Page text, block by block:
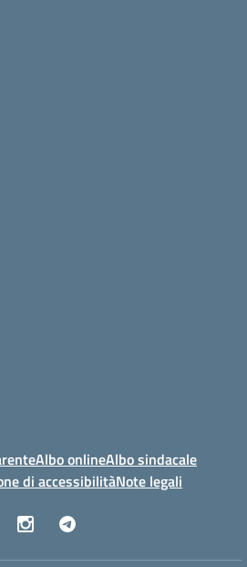
Albo onlineAlbo sindacale
di accessibilitàNote legali